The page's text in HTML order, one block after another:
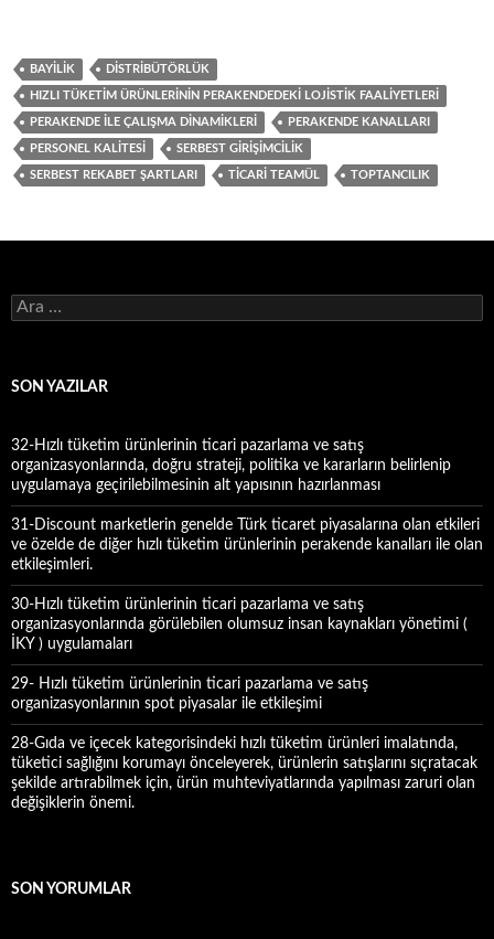
BAYILIK DISTRIBÜTÖRLÜK
HIZLI TÜKETIM ÜRÜNLERININ PERAKENDEDEKI LOJISTIK FAALIYETLERI
PERAKENDE ILE ÇALIŞMA DINAMIKLERI PERAKENDE KANALLARI
PERSONEL KALITESI SERBEST GIRIŞIMCILIK
SERBEST REKABET ŞARTLARI TICARI TEAMÜL TOPTANCILIK
A
r
a
SON YAZILAR
32-Hızlı tüketim ürünlerinin ticari pazarlama ve satış
organizasyonlarında, doğru strateji, politika ve kararların belirlenip
uygulamaya geçirilebilmesinin alt yapısının hazırlanması
31-Discount marketlerin genelde Türk ticaret piyasalarına olan etkileri
ve özelde de diğer hızlı tüketim ürünlerinin perakende kanalları ile olan
etkileşimleri.
30-Hızlı tüketim ürünlerinin ticari pazarlama ve satış
organizasyonlarında görülebilen olumsuz insan kaynakları yönetimi (
İKY ) uygulamaları
29- Hızlı tüketim ürünlerinin ticari pazarlama ve satış
organizasyonlarının spot piyasalar ile etkileşimi
28-Gıda ve içecek kategorisindeki hızlı tüketim ürünleri imalatında,
tüketici sağlığını korumayı önceleyerek, ürünlerin satışlarını sıçratacak
şekilde artırabilmek için, ürün muhteviyatlarında yapılması zaruri olan
değişiklerin önemi.
SON YORUMLAR